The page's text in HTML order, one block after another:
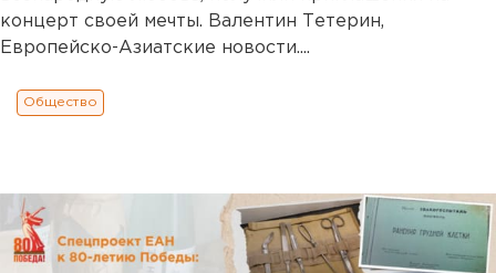
концерт своей мечты. Валентин Тетерин,
Европейско-Азиатские новости....
Общество